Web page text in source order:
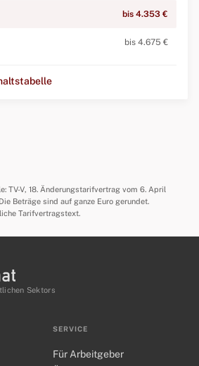
bis 4.353 €
bis 4.675 €
TV-V, 18. Änderungstarifvertrag vom 6. April
Beträge sind auf ganze Euro gerundet.
Tarifvertragstext.
Sektors
SERVICE
Für Arbeitgeber